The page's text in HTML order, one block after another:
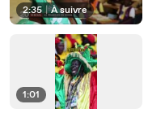
2:35 | À suivre
1:01